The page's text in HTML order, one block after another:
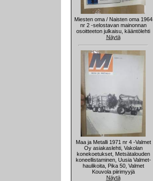
Miesten oma / Naisten oma 1964
nr 2 -selostavan mainonnan
osoitteeton julkaisu, kääntölehti
Näytä
Maa ja Metalli 1971 nr 4 -Valmet
Oy asiakaslehti, Vakolan
konekoetukset, Metsätalouden
koneellistaminen, Uusia Valmet-
haulikoita, Pika 50, Valmet
Kouvola piirimyyjä
Näytä